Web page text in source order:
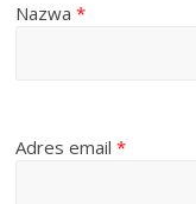
Nazwa*
Adres email*